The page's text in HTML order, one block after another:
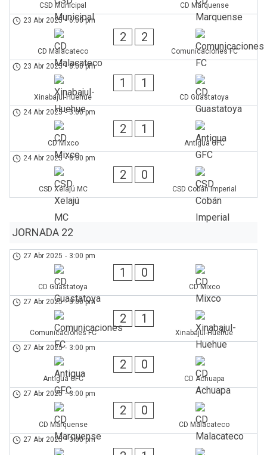
CSD Municipal
CD Marquense
23 Abr 2025 - 6:00 pm
CD Malacateco
2 2
Comunicaciones FC
23 Abr 2025 - 8:00 pm
Xinabajul-Huehue
1 1
CD Guastatoya
24 Abr 2025 - 3:00 pm
CD Mixco
2 1
Antigua GFC
24 Abr 2025 - 8:00 pm
CSD Xelajú MC
2 0
CSD Cobán Imperial
JORNADA 22
27 Abr 2025 - 3:00 pm
CD Guastatoya
1 0
CD Mixco
27 Abr 2025 - 3:00 pm
Comunicaciones FC
2 1
Xinabajul-Huehue
27 Abr 2025 - 3:00 pm
Antigua GFC
2 0
CD Achuapa
27 Abr 2025 - 3:00 pm
CD Marquense
2 0
CD Malacateco
27 Abr 2025 - 3:00 pm